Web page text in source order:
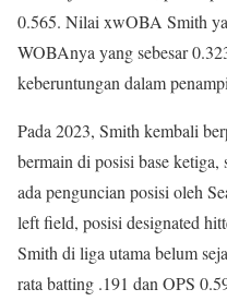
0.565. Nilai xwOBA Smith
WOBAnya yang sebesar
keberuntungan dalam
Pada 2023, Smith kembali
bermain di posisi base
ada penguncian posisi oleh
left field, posisi designated
Smith di liga utama belum
rata batting .191 dan OPS